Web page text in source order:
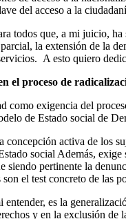
del acceso a la
todos que, a mi juicio,
la extensión de la
A esto quiero
el proceso de
exigencia del
de Estado social de
activa de los
social Además,
siendo pertinente la
el test concreto de las
es la
y en la exclusión